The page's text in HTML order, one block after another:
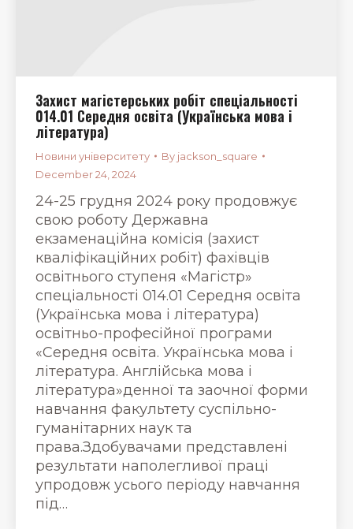
Захист магістерських робіт спеціальності
014.01 Середня освіта (Українська мова і
література)
Новини університету By jackson_square
December 24, 2024
24-25 грудня 2024 року продовжує
свою роботу Державна
екзаменаційна комісія (захист
кваліфікаційних робіт) фахівців
освітнього ступеня «Магістр»
спеціальності 014.01 Середня освіта
(Українська мова і література)
освітньо-професійної програми
«Середня освіта. Українська мова і
література. Англійська мова і
література»денної та заочної форми
навчання факультету суспільно-
гуманітарних наук та
права.Здобувачами представлені
результати наполегливої праці
упродовж усього періоду навчання
під…